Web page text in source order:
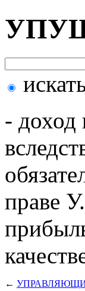
- доход
праве
←